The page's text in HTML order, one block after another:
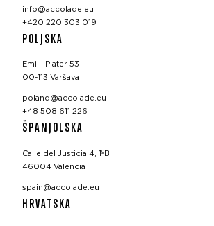
info@accolade.eu
+420 220 303 019
POLJSKA
Emilii Plater 53
00-113 Varšava
poland@accolade.eu
+48 508 611 226
ŠPANJOLSKA
Calle del Justicia 4, 1ºB
46004 Valencia
spain@accolade.eu
HRVATSKA